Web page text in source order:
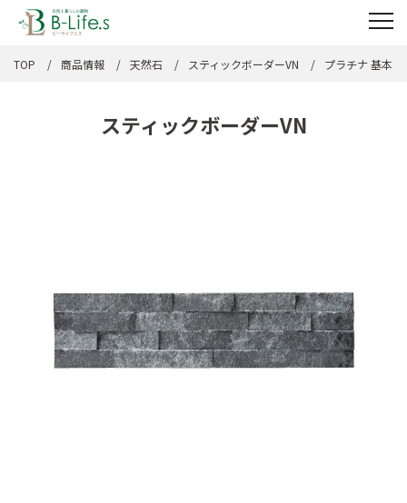
TOP 商品情報 天然石 スティックボーダーVN プラチナ 基本
スティックボーダーVN